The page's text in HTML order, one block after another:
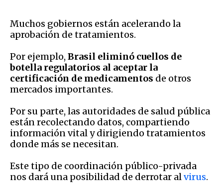
Muchos gobiernos están acelerando la
aprobación de tratamientos.
Por ejemplo, Brasil eliminó cuellos de
botella regulatorios al aceptar la
certificación de medicamentos de otros
mercados importantes.
Por su parte, las autoridades de salud pública
están recolectando datos, compartiendo
información vital y dirigiendo tratamientos
donde más se necesitan.
Este tipo de coordinación público-privada
nos dará una posibilidad de derrotar alvirus.